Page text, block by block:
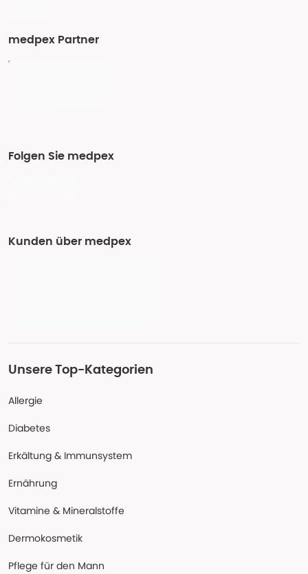
medpex Partner
Folgen Sie medpex
Kunden über medpex
Unsere Top-Kategorien
Allergie
Diabetes
Erkältung & Immunsystem
Ernährung
Vitamine & Mineralstoffe
Dermokosmetik
Pflege für den Mann